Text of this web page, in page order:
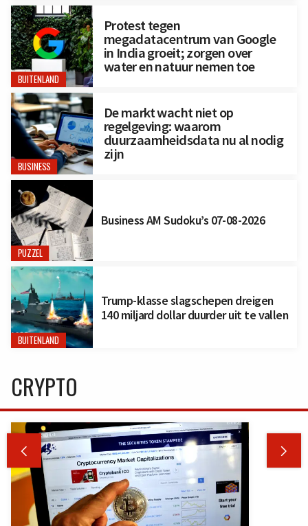
BUITENLAND
Protest tegen
megadatacentrum van Google
in India groeit; zorgen over
water en natuur nemen toe
BUSINESS
De markt wacht niet op
regelgeving: waarom
duurzaamheidsdata nu al nodig
zijn
PUZZEL
Business AM Sudoku’s 07-08-2026
BUITENLAND
Trump-klasse slagschepen dreigen
140 miljard dollar duurder uit te vallen
CRYPTO
 